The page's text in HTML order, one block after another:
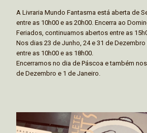
A Livraria Mundo Fantasma está aberta de
entre as 10h00 e as 20h00. Encerra ao
Feriados, continuamos abertos entre as
Nos dias 23 de Junho, 24 e 31 de
entre as 10h00 e as 18h00.
Encerramos no dia de Páscoa e também
de Dezembro e 1 de Janeiro.